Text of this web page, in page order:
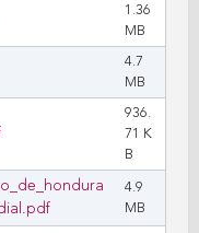
1.36
MB
4.7
MB
936.
71 K
B
4.9
MB